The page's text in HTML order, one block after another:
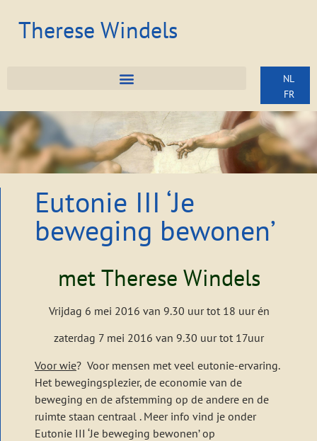
Therese Windels
NL
FR
Eutonie III ‘Je
beweging bewonen’
met Therese Windels
Vrijdag 6 mei 2016 van 9.30 uur tot 18 uur én
zaterdag 7 mei 2016 van 9.30 uur tot 17uur
Voor wie? Voor mensen met veel eutonie-ervaring.
Het bewegingsplezier, de economie van de
beweging en de afstemming op de andere en de
ruimte staan centraal . Meer info vind je onder
Eutonie III ‘Je beweging bewonen’ op